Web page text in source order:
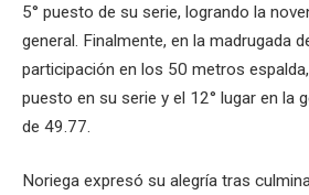
5° puesto de su serie, logrando la
general. Finalmente, en la madrugada
participación en los 50 metros
puesto en su serie y el 12° lugar en la
de 49.77.
Noriega expresó su alegría tras